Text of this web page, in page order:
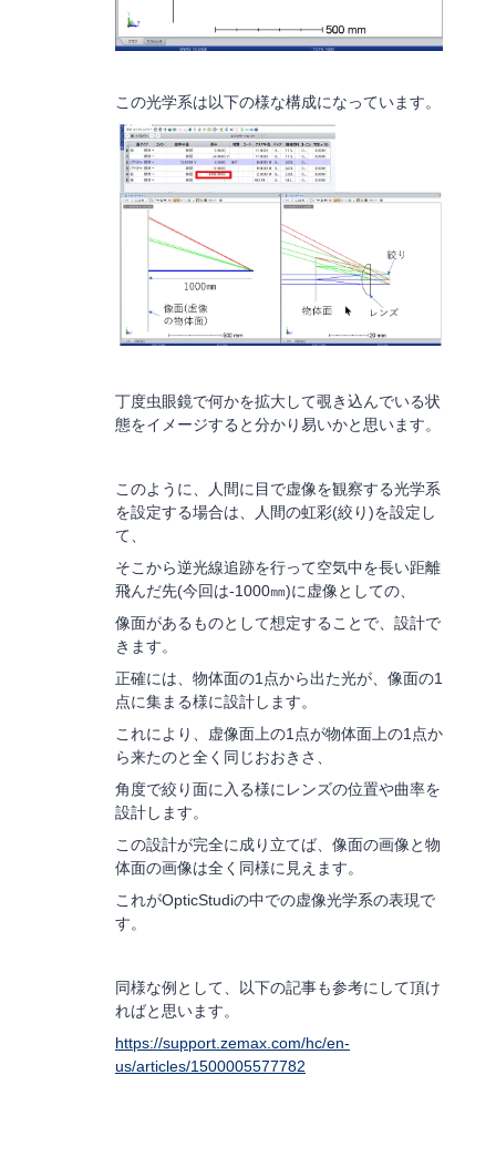
この光学系は以下の様な構成になっています。
丁度虫眼鏡で何かを拡大して覗き込んでいる状
態をイメージすると分かり易いかと思います。
このように、人間に目で虚像を観察する光学系
を設定する場合は、人間の虹彩(絞り)を設定し
て、
そこから逆光線追跡を行って空気中を長い距離
飛んだ先(今回は-1000㎜)に虚像としての、
像面があるものとして想定することで、設計で
きます。
正確には、物体面の1点から出た光が、像面の1
点に集まる様に設計します。
これにより、虚像面上の1点が物体面上の1点か
ら来たのと全く同じおおきさ、
角度で絞り面に入る様にレンズの位置や曲率を
設計します。
この設計が完全に成り立てば、像面の画像と物
体面の画像は全く同様に見えます。
これがOpticStudiの中での虚像光学系の表現で
す。
同様な例として、以下の記事も参考にして頂け
ればと思います。
https://support.zemax.com/hc/en-
us/articles/1500005577782